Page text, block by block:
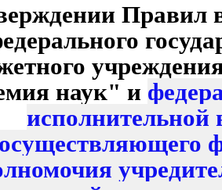
Правил
наук" и
исполнительной
осуществляющего